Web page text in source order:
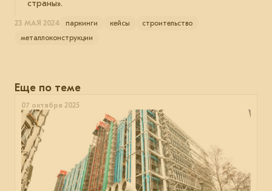
страны».
23 МАЯ 2024 паркинги кейсы
строительство
металлоконструкции
Еще по теме
07 октября 2025